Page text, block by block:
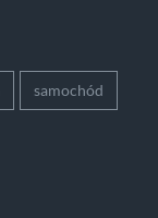
samochód